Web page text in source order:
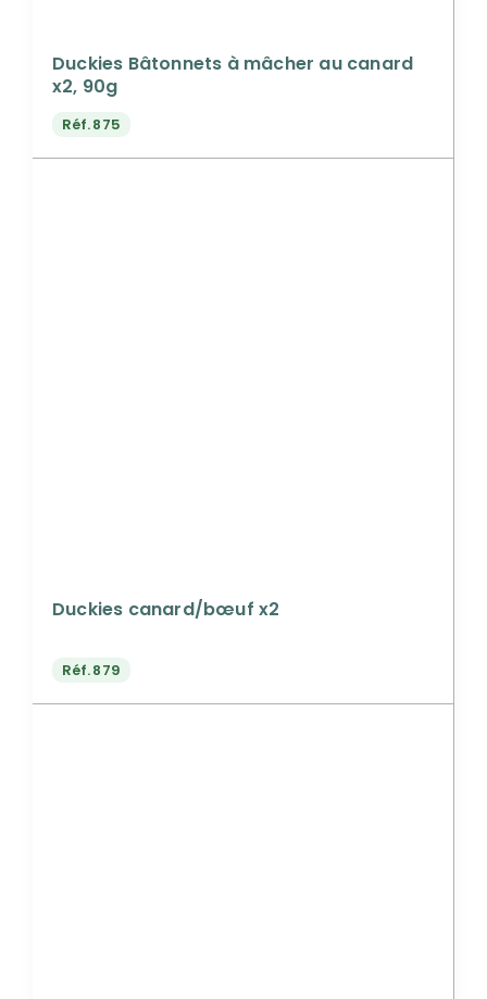
Duckies Bâtonnets à mâcher au canard
x2, 90g
Réf.875
Duckies canard/bœuf x2
Réf.879